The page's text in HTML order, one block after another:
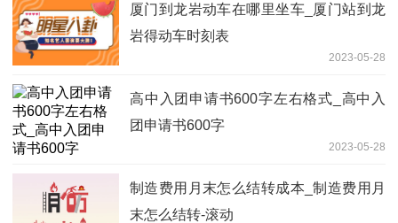
厦门到龙岩动车在哪里坐车_厦门站到龙
岩得动车时刻表
2023-05-28
高中入团申请书600字左右格式_高中入
团申请书600字
2023-05-28
制造费用月末怎么结转成本_制造费用月
末怎么结转-滚动